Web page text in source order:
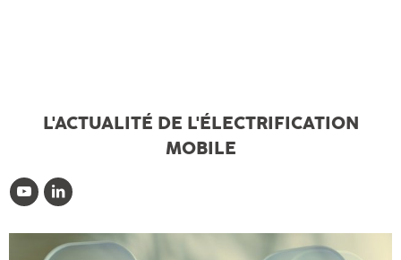
L'ACTUALITÉ DE L'ÉLECTRIFICATION
MOBILE